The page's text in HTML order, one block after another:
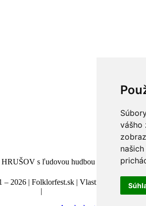
vášho
HRUŠOV s ľudovou hudbou ČARDÁŠ.
2026 | Folklorfest.sk | Vlastník práv doc.
| Manuál